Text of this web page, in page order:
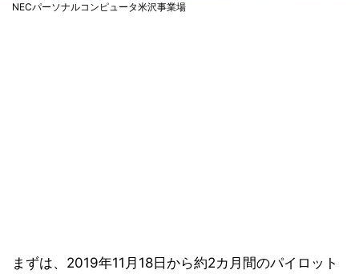
NECパーソナルコンピュータ米沢事業場
まずは、2019年11月18日から約2カ月間のパイロット